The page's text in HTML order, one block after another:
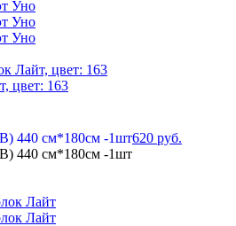
цвет: 163
440 см*180см -1шт620 руб.
440 см*180см -1шт